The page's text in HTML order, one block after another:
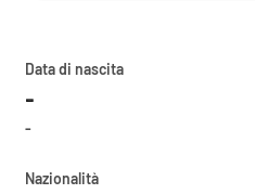
Data di nascita
-
-
Nazionalità